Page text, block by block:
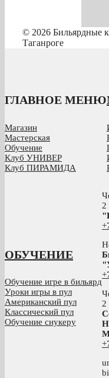
© 2026 Бильярдные
Таганроге
ГЛАВНОЕ МЕНЮ
Магазин
Мастерская
Обучение
Клуб УНИВЕР
Клуб ПИРАМИДА
ОБУЧЕНИЕ
Обучение игре в бильярд
Уроки игры в пул
Американский пул
Классический пул
Обучение снукеру
2
2
+